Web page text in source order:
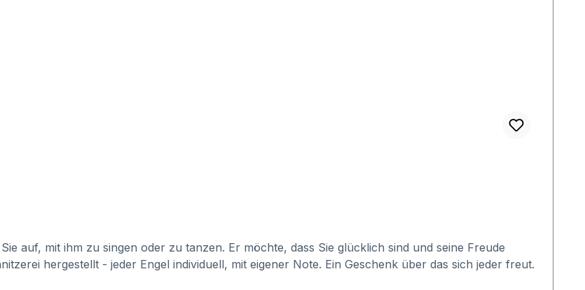
auf, mit ihm zu singen oder zu tanzen. Er möchte, dass Sie glücklich sind und seine Freude
hergestellt - jeder Engel individuell, mit eigener Note. Ein Geschenk über das sich jeder freut.